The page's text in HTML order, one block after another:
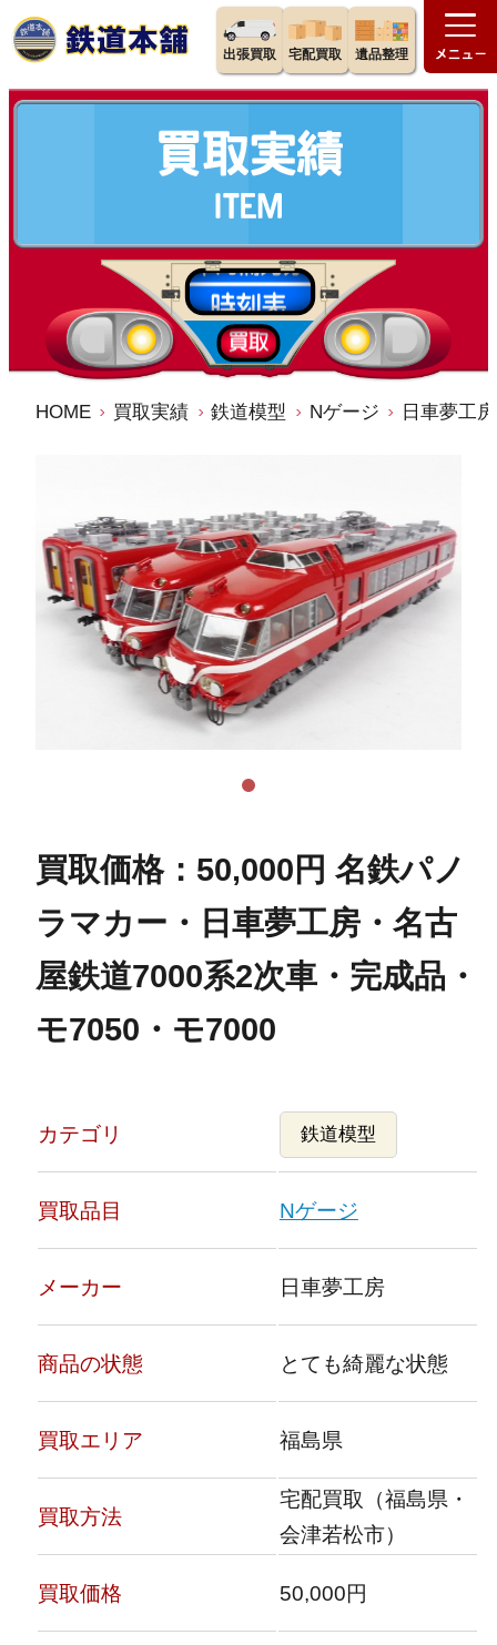
出張買取 宅配買取 遺品整理
HOME 買取実績 鉄道模型 Nゲージ 日車夢工房
買取価格：50,000円 名鉄パノ
ラマカー・日車夢工房・名古
屋鉄道7000系2次車・完成品・
モ7050・モ7000
カテゴリ 鉄道模型
買取品目 Nゲージ
メーカー 日車夢工房
商品の状態 とても綺麗な状態
買取エリア 福島県
買取方法
宅配買取（福島県・
会津若松市）
買取価格 50,000円